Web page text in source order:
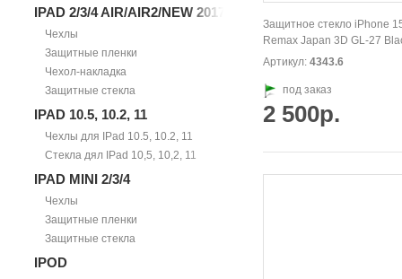
IPAD 2/3/4 AIR/AIR2/NEW 2017
Чехлы
Защитные пленки
Чехол-накладка
Защитные стекла
IPAD 10.5, 10.2, 11
Чехлы для IPad 10.5, 10.2, 11
Стекла дял IPad 10,5, 10,2, 11
IPAD MINI 2/3/4
Чехлы
Защитные пленки
Защитные стекла
IPOD
Защитное стекло iPhone
Remax Japan 3D GL-27
Артикул: 4343.6
под заказ
2 500р.